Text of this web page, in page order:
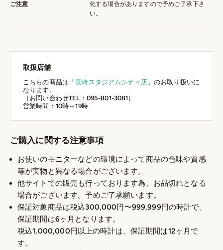
ご注意
化する場合がありますので予めご了承下さ
い。
取扱店舗
こちらの商品は「長崎スタジアムシティ店」のお取り扱いに
なります。
（お問い合わせTEL：095-801-3081）
営業時間：10時～19時
ご購入に関する注意事項
お使いのモニターなどの環境によって商品の色味や質感
等が実物と異なる場合がございます。
他サイトでの販売も行っております為、お品切れとなる
場合がございます。予めご了承願います。
保証対象商品は税込300,000円〜999,999円の時計で、
保証期間は6ヶ月となります。
税込1,000,000円以上の時計は、保証期間は12ヶ月で
す。